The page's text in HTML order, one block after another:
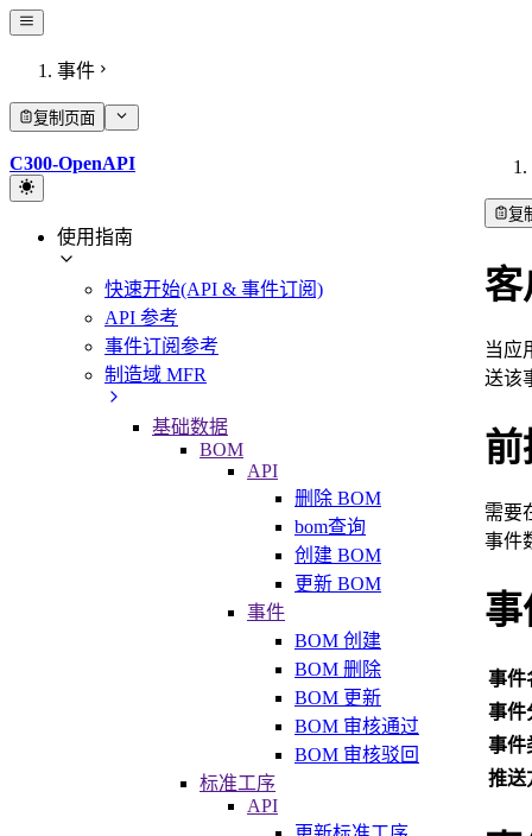
事件
复制页面
C300-OpenAPI
使用指南
快速开始(API & 事件订阅)
API 参考
事件订阅参考
制造域 MFR
基础数据
BOM
API
删除 BOM
bom查询
创建 BOM
更新 BOM
事件
BOM 创建
BOM 删除
BOM 更新
BOM 审核通过
BOM 审核驳回
标准工序
API
复
客
当应
送该
前
需要
事件
事
事件
事件
事件
推送